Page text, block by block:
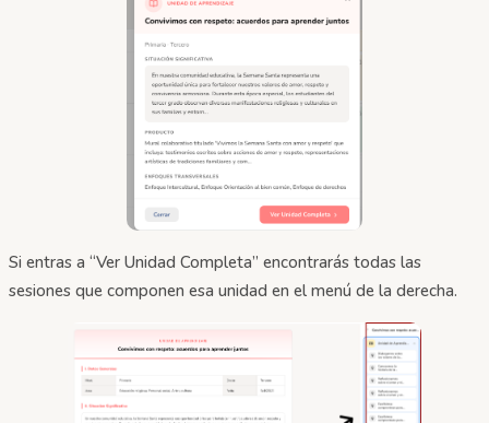
Si entras a “Ver Unidad Completa” encontrarás todas las
sesiones que componen esa unidad en el menú de la derecha.